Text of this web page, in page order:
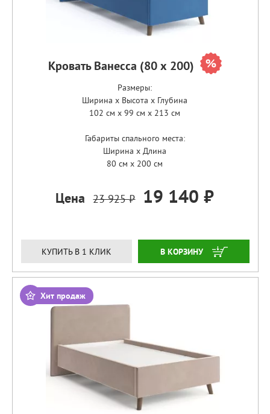
Кровать Ванесса (80 х 200)
Размеры:
Ширина x Высота x Глубина
102 см x 99 см x 213 см
Габариты спального места:
Ширина x Длина
80 см x 200 см
Цена 23 925 ₽ 19 140 ₽
КУПИТЬ В 1 КЛИК ЗАКАЗАТЬ
Хит продаж